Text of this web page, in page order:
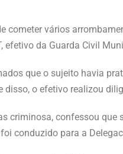
cometer vários
efetivo da Guarda Civil
que o sujeito havia
disso, o efetivo realizou
criminosa, confessou
conduzido para a